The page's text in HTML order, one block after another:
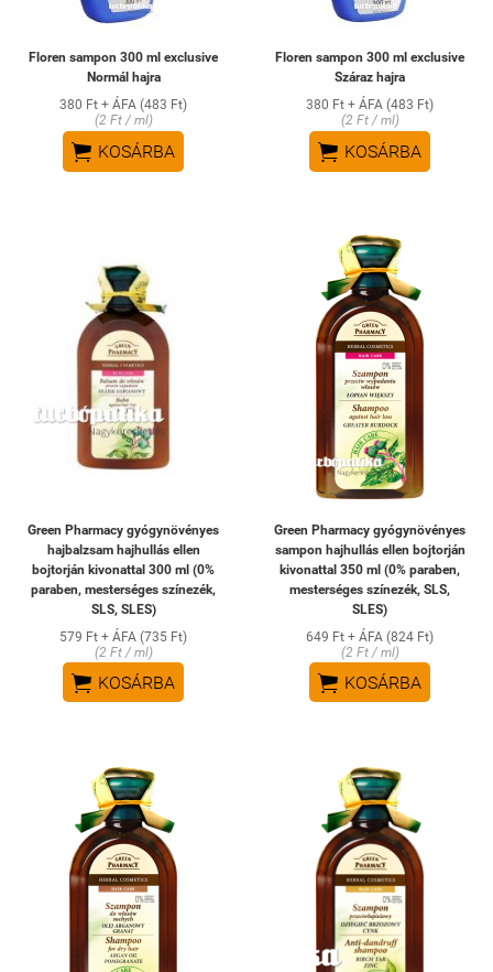
Floren sampon 300 ml exclusive
Normál hajra
380 Ft + ÁFA (483 Ft)
(2 Ft / ml)
 KOSÁRBA
Floren sampon 300 ml exclusive
Száraz hajra
380 Ft + ÁFA (483 Ft)
(2 Ft / ml)
 KOSÁRBA
Green Pharmacy gyógynövényes
hajbalzsam hajhullás ellen
bojtorján kivonattal 300 ml (0%
paraben, mesterséges színezék,
SLS, SLES)
579 Ft + ÁFA (735 Ft)
(2 Ft / ml)
 KOSÁRBA
Green Pharmacy gyógynövényes
sampon hajhullás ellen bojtorján
kivonattal 350 ml (0% paraben,
mesterséges színezék, SLS,
SLES)
649 Ft + ÁFA (824 Ft)
(2 Ft / ml)
 KOSÁRBA